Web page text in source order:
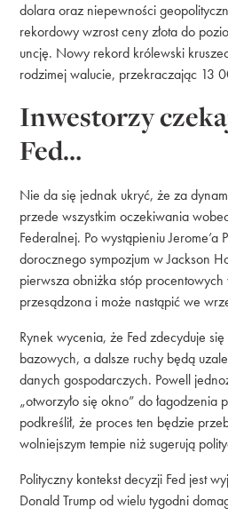
dolara oraz niepewności
rekordowy wzrost ceny złota do
uncję. Nowy rekord królewski
rodzimej walucie, przekraczając 13
Inwestorzy
Fed…
Nie da się jednak ukryć, że za
przede wszystkim oczekiwania
Federalnej. Po wystąpieniu Jerome’a
dorocznego sympozjum w Jackson
pierwsza obniżka stóp
przesądzona i może nastąpić we
Rynek wycenia, że Fed zdecyduje
bazowych, a dalsze ruchy będą
danych gospodarczych. Powell
„otworzyło się okno” do łagodzenia
podkreślił, że proces ten będzie
wolniejszym tempie niż sugerują
Polityczny kontekst decyzji Fed jest
Donald Trump od wielu tygodni